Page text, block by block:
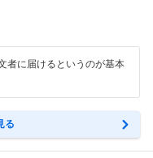
者に届けるというのが基本
る